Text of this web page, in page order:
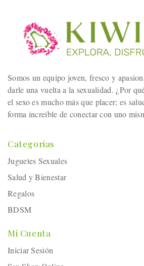
Somos un equipo joven, fresco y
darle una vuelta a la sexualidad. ¿Por
el sexo es mucho más que placer; es
forma increíble de conectar con uno
Categorias
Juguetes Sexuales
Salud y Bienestar
Regalos
BDSM
Mi Cuenta
Iniciar Sesión